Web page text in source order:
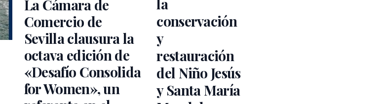
La Cámara de
Comercio de
Sevilla clausura la
octava edición de
«Desafío Consolida
for Women», un
conservación
y
restauración
del Niño Jesús
y Santa María